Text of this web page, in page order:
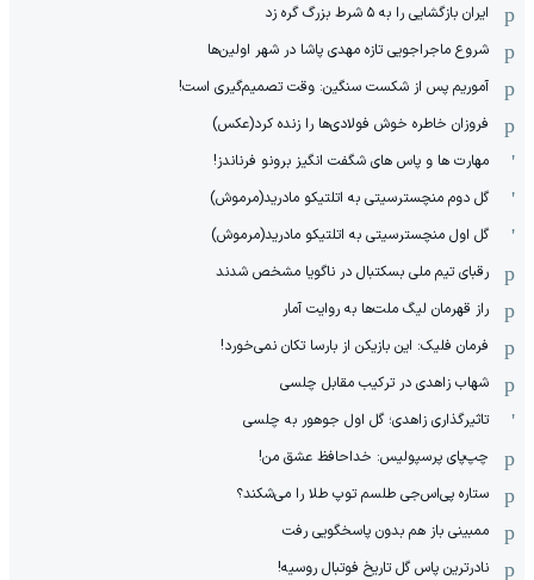
ایران بازگشایی را به ۵ شرط بزرگ گره زد
شروع ماجراجویی تازه مهدی پاشا در شهر اولین‌ها
آموریم پس از شکست سنگین: وقت تصمیم‌گیری است!
فروزان خاطره خوش فولادی‌ها را زنده کرد(عکس)
مهارت ها و پاس های شگفت انگیز برونو فرناندز!
گل دوم منچسترسیتی به اتلتیکو مادرید(مرموش)
گل اول منچسترسیتی به اتلتیکو مادرید(مرموش)
رقبای تیم ملی بسکتبال در ناگویا مشخص‌ شدند
راز قهرمان لیگ ملت‌ها به روایت آمار
فرمان فلیک: این بازیکن از بارسا تکان نمی‌خورد!
شهاب زاهدی در ترکیب مقابل چلسی
تاثیرگذاری زاهدی؛ گل اول جوهور به چلسی
چپ‌پای پرسپولیس: خداحافظ عشق من!
ستاره پی‌اس‌جی طلسم توپ طلا را می‌شکند؟
ممبینی باز هم بدون پاسخگویی رفت
نادر‌ترین پاس گل تاریخ فوتبال روسیه!